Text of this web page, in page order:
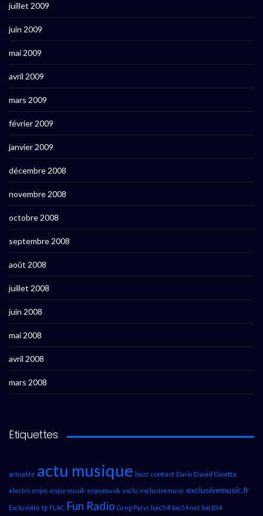
juillet 2009
juin 2009
mai 2009
avril 2009
mars 2009
février 2009
janvier 2009
décembre 2008
novembre 2008
octobre 2008
septembre 2008
août 2008
juillet 2008
juin 2008
mai 2008
avril 2008
mars 2008
Étiquettes
actualité actu musique buzz contact Dario David Guetta
electro enjoy enjoy-musik enjoymusik exclu exclusivemusic exclusivemusic.fr
Exclusivité fg FLAC Fun Radio Greg Parys loic54 loic54.net loicb54